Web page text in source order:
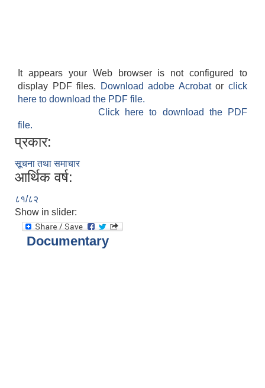
It appears your Web browser is not configured to
display PDF files.
Download adobe Acrobatorclick
here to download the PDF file.
Click here to download the PDF
file.
प्रकार:
सूचना तथा समाचार
आर्थिक वर्ष:
८१/८२
Show in slider:
Documentary